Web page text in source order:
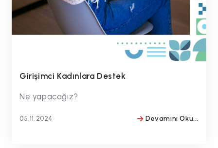
Girişimci Kadınlara Destek
Ne yapacağız?
05.11.2024
Devamını Oku...